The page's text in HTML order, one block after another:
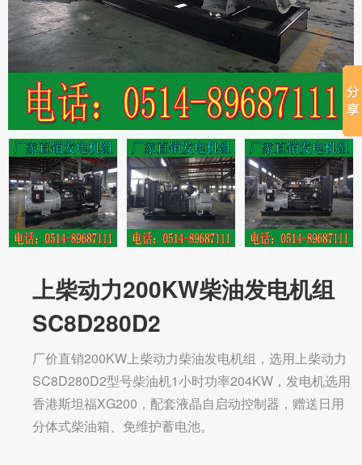
上柴动力200KW柴油发电机组
SC8D280D2
厂价直销200KW上柴动力柴油发电机组，选用上柴动力
SC8D280D2型号柴油机1小时功率204KW，发电机选用
香港斯坦福XG200，配套液晶自启动控制器，赠送日用
分体式柴油箱、免维护蓄电池。